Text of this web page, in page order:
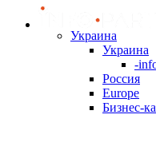
Украина
Украина
-
Россия
Europe
Бизнес-